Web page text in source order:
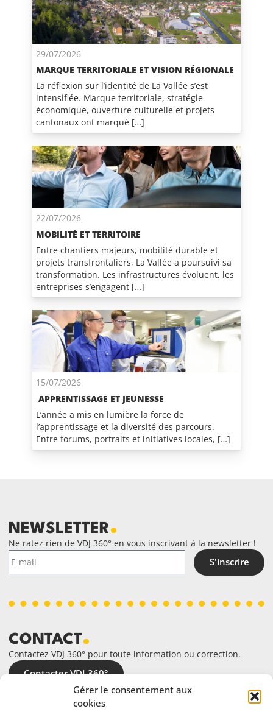
Gérer le consentement aux
cookies
29/07/2026
MARQUE TERRITORIALE ET VISION RÉGIONALE
La réflexion sur l’identité de La Vallée s’est
intensifiée. Marque territoriale, stratégie
économique, ouverture culturelle et projets
cantonaux ont marqué […]
22/07/2026
MOBILITÉ ET TERRITOIRE
Entre chantiers majeurs, mobilité durable et
projets transfrontaliers, La Vallée a poursuivi sa
transformation. Les infrastructures évoluent, les
entreprises s’engagent […]
15/07/2026
APPRENTISSAGE ET JEUNESSE
L’année a mis en lumière la force de
l’apprentissage et la diversité des parcours.
Entre forums, portraits et initiatives locales, […]
NEWSLETTER
Ne ratez rien de VDJ 360° en vous inscrivant à la newsletter !
S'inscrire
CONTACT
Contactez VDJ 360° pour toute information ou correction.
Contacter VDJ 360°